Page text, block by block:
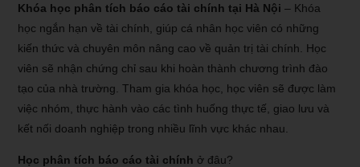
Khóa học phân tích báo cáo tài chính tại Hà Nội – Khóa
học ngắn hạn về tài chính, giúp cá nhân học viên có những
kiến thức và chuyên môn nâng cao về quản trị tài chính. Học
viên sẽ nhận chứng chỉ sau khi hoàn thành chương trình đào
tạo của nhà trường. Tham gia khóa học, học viên sẽ được làm
việc nhóm, thực hành vào các tình huống thực tế, giao lưu và
kết nối doanh nghiệp trong nhiều lĩnh vực khác nhau.
Học phân tích báo cáo tài chính ở đâu?